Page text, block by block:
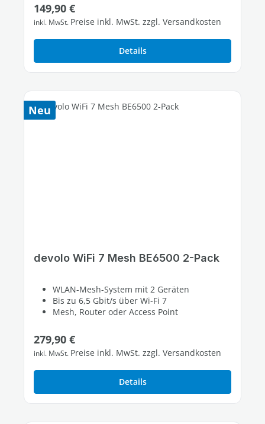
Regulärer Preis:
149,90 €
inkl. MwSt. Preise inkl. MwSt. zzgl. Versandkosten
Details
Neu
devolo WiFi 7 Mesh BE6500 2-Pack
WLAN-Mesh-System mit 2 Geräten
Bis zu 6,5 Gbit/s über Wi-Fi 7
Mesh, Router oder Access Point
Regulärer Preis:
279,90 €
inkl. MwSt. Preise inkl. MwSt. zzgl. Versandkosten
Details